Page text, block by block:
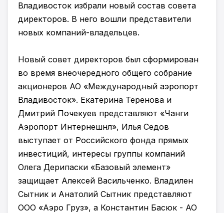
Владивосток избрали новый состав совета
директоров. В него вошли представители
новых компаний-владельцев.
Новый совет директоров был сформирован
во время внеочередного общего собрание
акционеров АО «Международный аэропорт
Владивосток». Екатерина Теренова и
Дмитрий Почекуев представляют «Чанги
Аэропорт Интернешнл», Илья Седов
выступает от Российского фонда прямых
инвестиций, интересы группы компаний
Олега Дерипаски «Базовый элемент»
защищает Алексей Васильченко. Владилен
Сытник и Анатолий Сытник представляют
ООО «Аэро Груз», а Константин Басюк - АО